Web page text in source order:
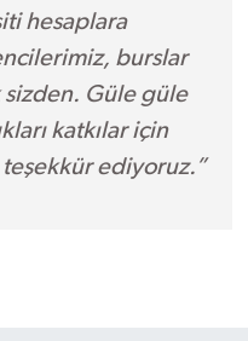
hesaplara
burslar
sizden. Güle güle
katkılar için
teşekkür ediyoruz.”